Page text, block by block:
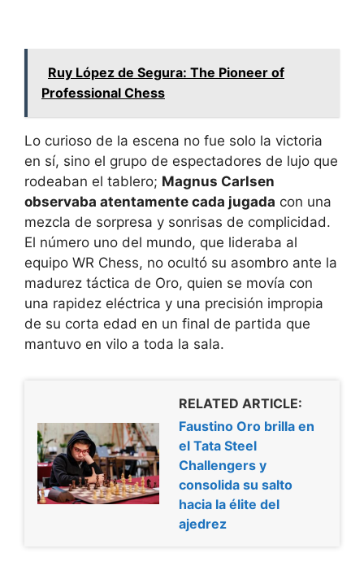
Ruy López de Segura: The Pioneer of
Professional Chess
Lo curioso de la escena no fue solo la victoria
en sí, sino el grupo de espectadores de lujo que
rodeaban el tablero; Magnus Carlsen
observaba atentamente cada jugada con una
mezcla de sorpresa y sonrisas de complicidad.
El número uno del mundo, que lideraba al
equipo WR Chess, no ocultó su asombro ante la
madurez táctica de Oro, quien se movía con
una rapidez eléctrica y una precisión impropia
de su corta edad en un final de partida que
mantuvo en vilo a toda la sala.
RELATED ARTICLE:
Faustino Oro brilla en
el Tata Steel
Challengers y
consolida su salto
hacia la élite del
ajedrez